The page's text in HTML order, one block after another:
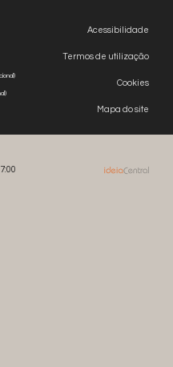
Acessibilidade
Termos de utilização
Cookies
Mapa do site